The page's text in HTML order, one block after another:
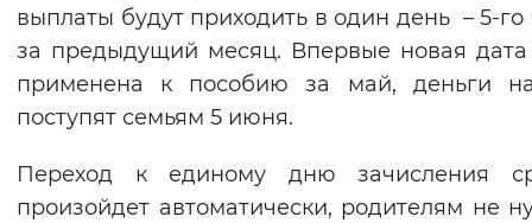
Вернуть стандартные настройки
выплаты будут приходить в один день – 5-го
за предыдущий месяц. Впервые новая дата
применена к пособию за май, деньги
поступят семьям 5 июня.
Переход к единому дню зачисления
произойдет автоматически, родителям не